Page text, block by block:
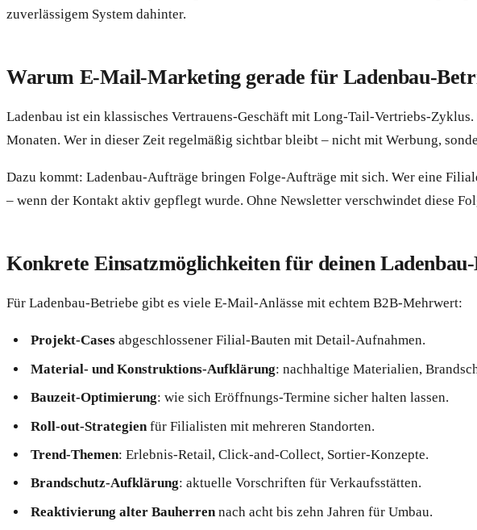
zuverlässigem System dahinter.
Warum E-Mail-Marketing gerade für Ladenbau-
Ladenbau ist ein klassisches Vertrauens-Geschäft mit Long-Tail-Vertriebs-
Monaten. Wer in dieser Zeit regelmäßig sichtbar bleibt – nicht mit Werbung,
Dazu kommt: Ladenbau-Aufträge bringen Folge-Aufträge mit sich. Wer eine
– wenn der Kontakt aktiv gepflegt wurde. Ohne Newsletter verschwindet diese
Konkrete Einsatzmöglichkeiten für deinen
Für Ladenbau-Betriebe gibt es viele E-Mail-Anlässe mit echtem B2B-Mehrwert:
Projekt-Casesabgeschlossener Filial-Bauten mit Detail-Aufnahmen.
Material- und Konstruktions-Aufklärung: nachhaltige Materialien,
Bauzeit-Optimierung: wie sich Eröffnungs-Termine sicher halten lassen.
Roll-out-Strategienfür Filialisten mit mehreren Standorten.
Trend-Themen: Erlebnis-Retail, Click-and-Collect, Sortier-Konzepte.
Brandschutz-Aufklärung: aktuelle Vorschriften für Verkaufsstätten.
Reaktivierung alter Bauherrennach acht bis zehn Jahren für Umbau.